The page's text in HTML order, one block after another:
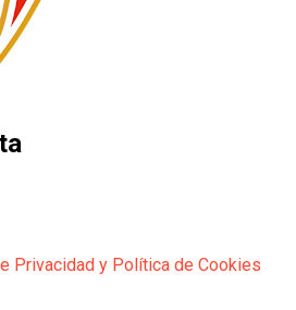
Privacidad y Política de Cookies